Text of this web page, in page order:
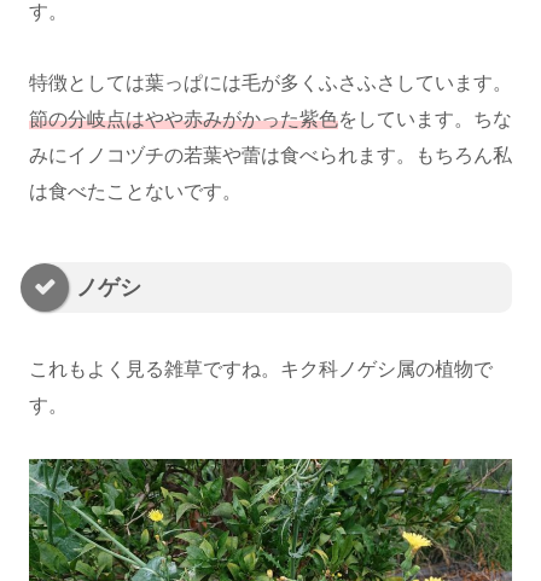
す。
特徴としては葉っぱには毛が多くふさふさしています。
節の分岐点はやや赤みがかった紫色をしています。ちな
みにイノコヅチの若葉や蕾は食べられます。もちろん私
は食べたことないです。
ノゲシ
これもよく見る雑草ですね。キク科ノゲシ属の植物で
す。